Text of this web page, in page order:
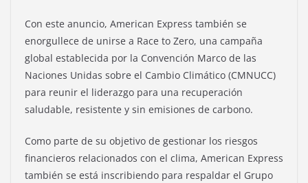
Con este anuncio, American Express también se
enorgullece de unirse a Race to Zero, una campaña
global establecida por la Convención Marco de las
Naciones Unidas sobre el Cambio Climático (CMNUCC)
para reunir el liderazgo para una recuperación
saludable, resistente y sin emisiones de carbono.
Como parte de su objetivo de gestionar los riesgos
financieros relacionados con el clima, American Express
también se está inscribiendo para respaldar el Grupo